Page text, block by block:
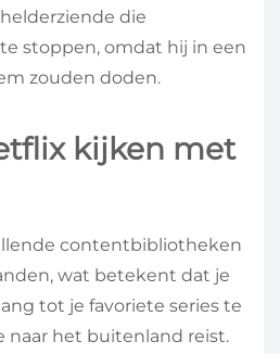
die
stoppen, omdat hij in een
zouden doden.
kijken met
contentbibliotheken
wat betekent dat je
tot je favoriete series te
naar het buitenland reist.